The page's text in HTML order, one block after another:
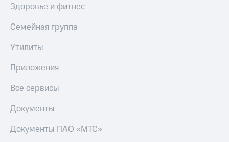
Здоровье и фитнес
Семейная группа
Утилиты
Приложения
Все сервисы
Документы
Документы ПАО «МТС»